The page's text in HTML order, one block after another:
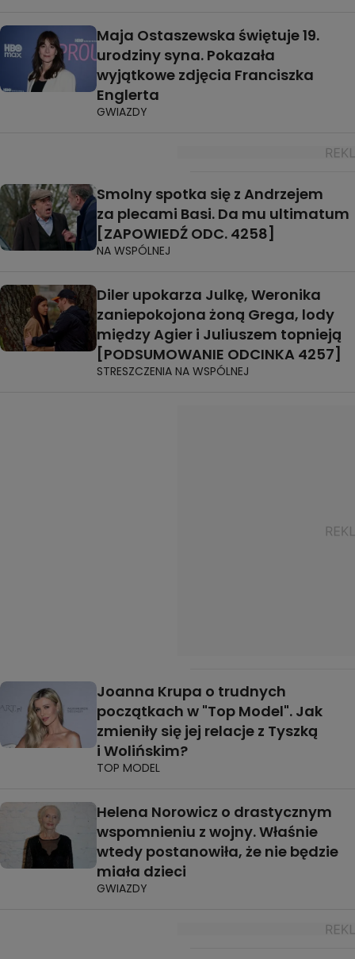
Maja Ostaszewska świętuje 19.
urodziny syna. Pokazała
wyjątkowe zdjęcia Franciszka
Englerta
GWIAZDY
Smolny spotka się z Andrzejem
za plecami Basi. Da mu ultimatum
[ZAPOWIEDŹ ODC. 4258]
NA WSPÓLNEJ
Diler upokarza Julkę, Weronika
zaniepokojona żoną Grega, lody
między Agier i Juliuszem topnieją
[PODSUMOWANIE ODCINKA 4257]
STRESZCZENIA NA WSPÓLNEJ
Joanna Krupa o trudnych
początkach w "Top Model". Jak
zmieniły się jej relacje z Tyszką
i Wolińskim?
TOP MODEL
Helena Norowicz o drastycznym
wspomnieniu z wojny. Właśnie
wtedy postanowiła, że nie będzie
miała dzieci
GWIAZDY